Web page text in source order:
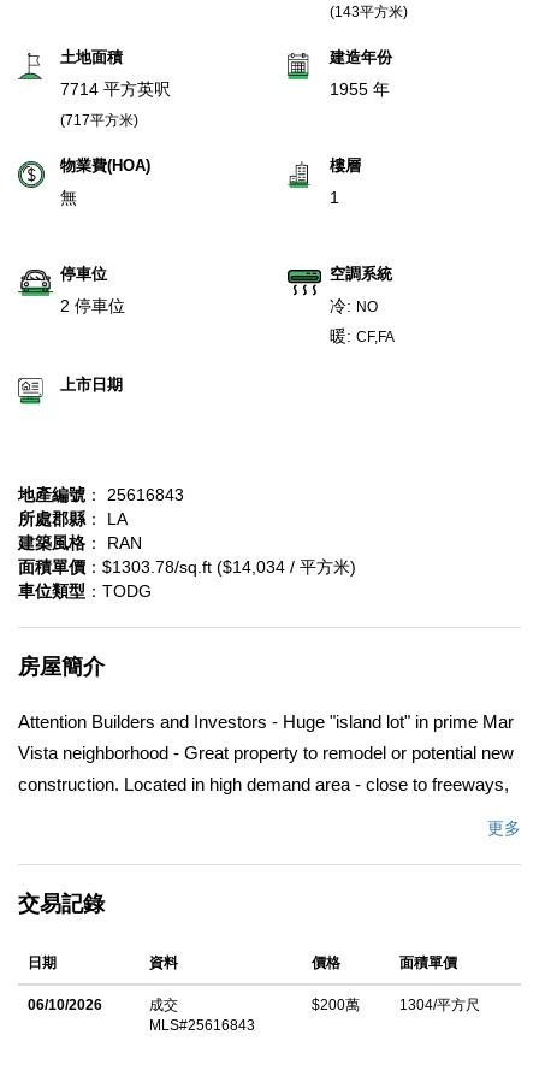
(143平方米)
土地面積
7714 平方英呎
(717平方米)
建造年份
1955 年
物業費(HOA)
無
樓層
1
停車位
2 停車位
空調系統
冷: NO
暖: CF,FA
上市日期
地產編號 ： 25616843
所處郡縣 ： LA
建築風格 ： RAN
面積單價 ：$1303.78/sq.ft ($14,034 / 平方米)
車位類型 ：TODG
房屋簡介
Attention Builders and Investors - Huge "island lot" in prime Mar
Vista neighborhood - Great property to remodel or potential new
construction. Located in high demand area - close to freeways,
need of TLC. Being sold in its AS IS/WHERE IS condition -
top location.
更多
交易記錄
日期 資料 價格 面積單價
06/10/2026
成交
MLS#25616843
$200萬 1304/平方尺